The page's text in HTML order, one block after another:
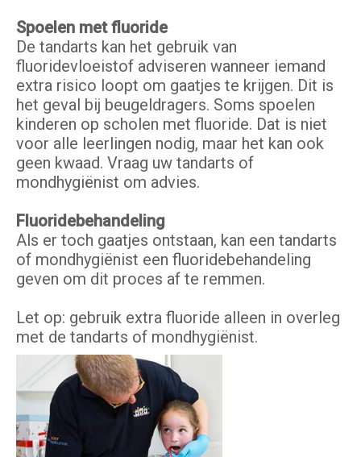
Spoelen met fluoride
De tandarts kan het gebruik van
fluoridevloeistof adviseren wanneer iemand
extra risico loopt om gaatjes te krijgen. Dit is
het geval bij beugeldragers. Soms spoelen
kinderen op scholen met fluoride. Dat is niet
voor alle leerlingen nodig, maar het kan ook
geen kwaad. Vraag uw tandarts of
mondhygiënist om advies.
Fluoridebehandeling
Als er toch gaatjes ontstaan, kan een tandarts
of mondhygiënist een fluoridebehandeling
geven om dit proces af te remmen.
Let op: gebruik extra fluoride alleen in overleg
met de tandarts of mondhygiënist.